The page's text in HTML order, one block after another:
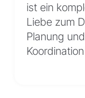
ist ein
Liebe zum
Planung